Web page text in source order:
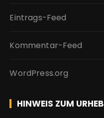
Eintrags-Feed
Kommentar-Feed
WordPress.org
HINWEIS ZUM